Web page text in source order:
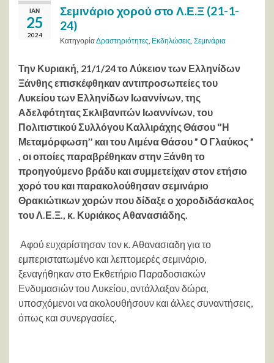
ΙΑΝ
25
2024
Σεμινάριο χορού στο Λ.Ε.Ξ (21-1-
24)
ΚατηγορίαΔραστηριότητες, Εκδηλώσεις, Σεμινάρια
Την Κυριακή, 21/1/24 το Λύκειον των Ελληνίδων
Ξάνθης επισκέφθηκαν αντιπροσωπείες του
Λυκείου των Ελληνίδων Ιωαννίνων, της
Αδελφότητας Σκλιβανιτών Ιωαννίνων, του
Πολιτιστικού Συλλόγου Καλλιράχης Θάσου ‘’Η
Μεταμόρφωση’’ και του Λιμένα Θάσου ” Ο Γλαύκος ”
, οι οποίες παραβρέθηκαν στην Ξάνθη το
προηγούμενο βράδυ και συμμετείχαν στον ετήσιο
χορό του και παρακολούθησαν σεμινάριο
Θρακιώτικων χορών που δίδαξε ο χοροδιδάσκαλος
του Λ.Ε.Ξ., κ. Κυριάκος Αθανασιάδης.
Αφού ευχαρίστησαν τον κ. Αθανασιαδη για το
εμπεριστατωμένο και λεπτομερές σεμινάριο,
ξεναγήθηκαν στο Εκθετήριο Παραδοσιακών
Ενδυμασιών του Λυκείου, αντάλλαξαν δώρα,
υποσχόμενοι να ακολουθήσουν και άλλες συναντήσεις,
όπως και συνεργασίες.